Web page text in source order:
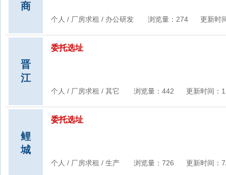
商
个人 / 厂房求租 / 办公研发 浏览量：274 更新时间
晋
江
委托选址
个人 / 厂房求租 / 其它 浏览量：442 更新时间：
鲤
城
委托选址
个人 / 厂房求租 / 生产 浏览量：726 更新时间：7/